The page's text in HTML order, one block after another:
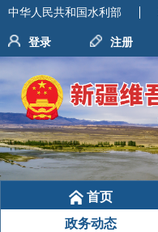
中华人民共和国水利部
登录 注册
首页
政务动态